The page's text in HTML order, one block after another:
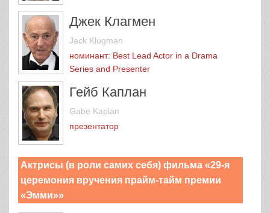
Джек Клагмен
Jack Klugman
номинант: Best Lead Actor in a Drama
Series and Presenter
Гейб Каплан
Gabe Kaplan
презентатор
Актрисы (в роли самих себя) фильма «29-я
церемония вручения прайм-тайм премии
«Эмми»»